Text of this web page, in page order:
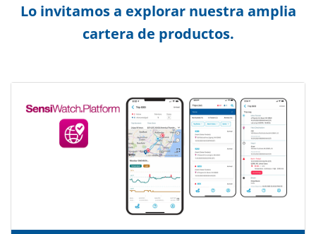
Lo invitamos a explorar nuestra amplia
cartera de productos.